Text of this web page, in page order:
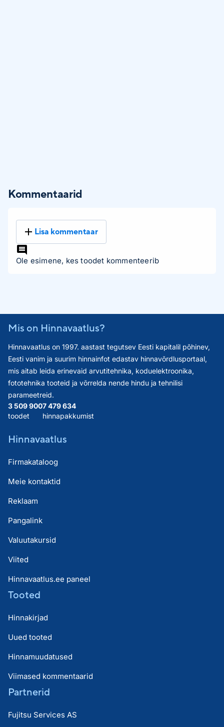
Kommentaarid
Lisa kommentaar
Ole esimene, kes toodet kommenteerib
Mis on Hinnavaatlus?
Hinnavaatlus on 1997. aastast tegutsev Eesti kapitalil põhinev,
Eesti vanim ja suurim hinnainfot edastav hinnavõrdlusportaal,
mis aitab leida erinevaid arvutitehnika, koduelektroonika,
fototehnika tooteid ja võrrelda nende hindu ja tehnilisi
parameetreid.
3 509 900
toodet
7 479 634
hinnapakkumist
Hinnavaatlus
Firmakataloog
Meie kontaktid
Reklaam
Pangalink
Valuutakursid
Viited
Hinnavaatlus.ee paneel
Tooted
Hinnakirjad
Uued tooted
Hinnamuudatused
Viimased kommentaarid
Partnerid
Fujitsu Services AS